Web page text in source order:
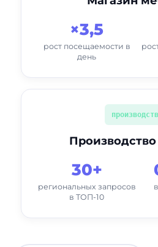
×3,5
рост посещаемости в
день
30+
региональных запросов
в ТОП-10